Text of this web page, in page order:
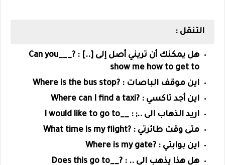
التنقل :
هل يمكنك أن تريني أصل إلى [..] : ?
___Can you
show me how to get to
اين موقف الباصات : ?Where is the bus stop
اين أجد تاكسي : ?Where can I find a taxi
اريد الذهاب الى ..; : __I would like to go to
متى وقت طائرتي : ?What time is my flight
اين بوابتي : ?Where is my gate
هل هذا يذهب الى .. : ?__Does this go to